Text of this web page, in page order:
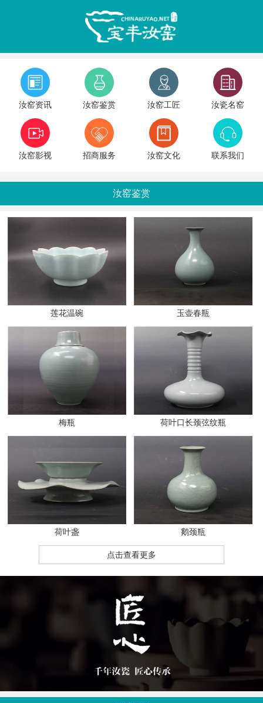
汝窑资讯 汝窑鉴赏 汝窑工匠 汝瓷名窑
汝窑影视 招商服务 汝窑文化 联系我们
汝窑鉴赏
莲花温碗 玉壶春瓶
梅瓶 荷叶口长颈弦纹瓶
荷叶盏 鹅颈瓶
点击查看更多